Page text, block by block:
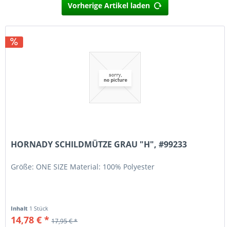
Vorherige Artikel laden
HORNADY SCHILDMÜTZE GRAU "H", #99233
Größe: ONE SIZE Material: 100% Polyester
Inhalt 1 Stück
14,78 € * 17,95 € *